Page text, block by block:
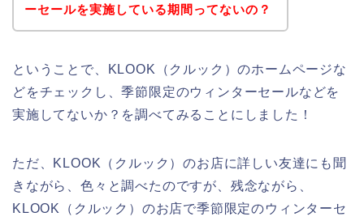
ーセールを実施している期間ってないの？
ということで、KLOOK（クルック）のホームページな
どをチェックし、季節限定のウィンターセールなどを
実施してないか？を調べてみることにしました！
ただ、KLOOK（クルック）のお店に詳しい友達にも聞
きながら、色々と調べたのですが、残念ながら、
KLOOK（クルック）のお店で季節限定のウィンターセ